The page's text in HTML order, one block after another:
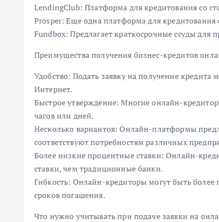
LendingClub: Платформа для кредитования со
Prosper: Еще одна платформа для
Fundbox: Предлагает краткосрочные ссуды для
Преимущества получения бизнес-кредитов
Удобство: Подать заявку на получение
Интернет.
Быстрое утверждение: Многие онлайн-
часов или дней.
Несколько вариантов: Онлайн-платформы
соответствуют потребностям различных
Более низкие процентные ставки: Онлайн-
ставки, чем традиционные банки.
Гибкость: Онлайн-кредиторы могут быть
сроков погашения.
Что нужно учитывать при подаче заявки на